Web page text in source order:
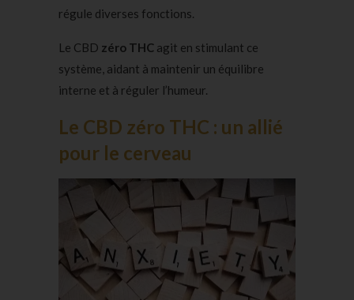
régule diverses fonctions.
Le CBD zéro THC agit en stimulant ce
système, aidant à maintenir un équilibre
interne et à réguler l’humeur.
Le CBD zéro THC : un allié
pour le cerveau